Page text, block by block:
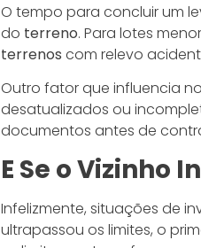
O tempo para concluir um
do terreno. Para lotes
terrenos com relevo
Outro fator que influencia
desatualizados ou
documentos antes de
E Se o Vizinho
Infelizmente, situações de
ultrapassou os limites, o